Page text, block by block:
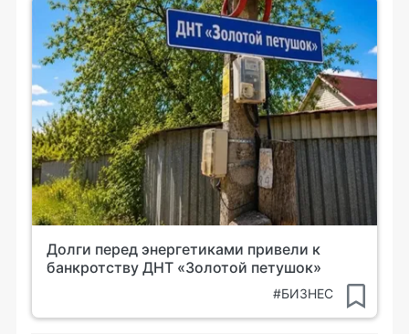
Долги перед энергетиками привели к
банкротству ДНТ «Золотой петушок»
#БИЗНЕС